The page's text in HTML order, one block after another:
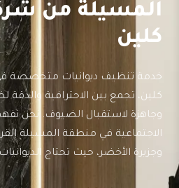
المسيلة من
كلين
خدمة تنظيف ديوانيات متخصصة
كلين، تجمع بين الاحترافية والدقة
وجاهزة لاستقبال الضيوف. نحن
الاجتماعية في منطقة المسيلة
وجزيرة الأخضر، حيث تحتاج